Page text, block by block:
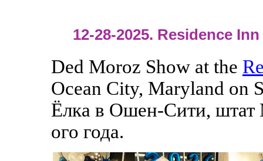
12-28-2025. Residence
Ded Moroz Show at the
Ocean City, Maryland on
Ёлка в Ошен-Сити, штат
ого года.